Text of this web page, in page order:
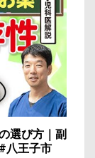
選び方｜副
八王子市